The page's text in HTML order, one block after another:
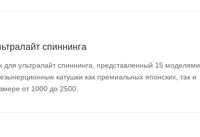
спиннинга
для ультралайт спиннинга, представленный 15 моделями
катушки как премиальных японских, так и
от 1000 до 2500.